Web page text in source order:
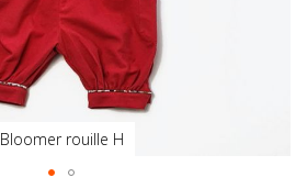
Bloomer rouille H